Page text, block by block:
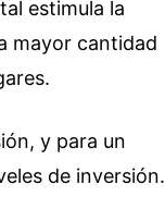
estimula la
mayor cantidad
y para un
de inversión.